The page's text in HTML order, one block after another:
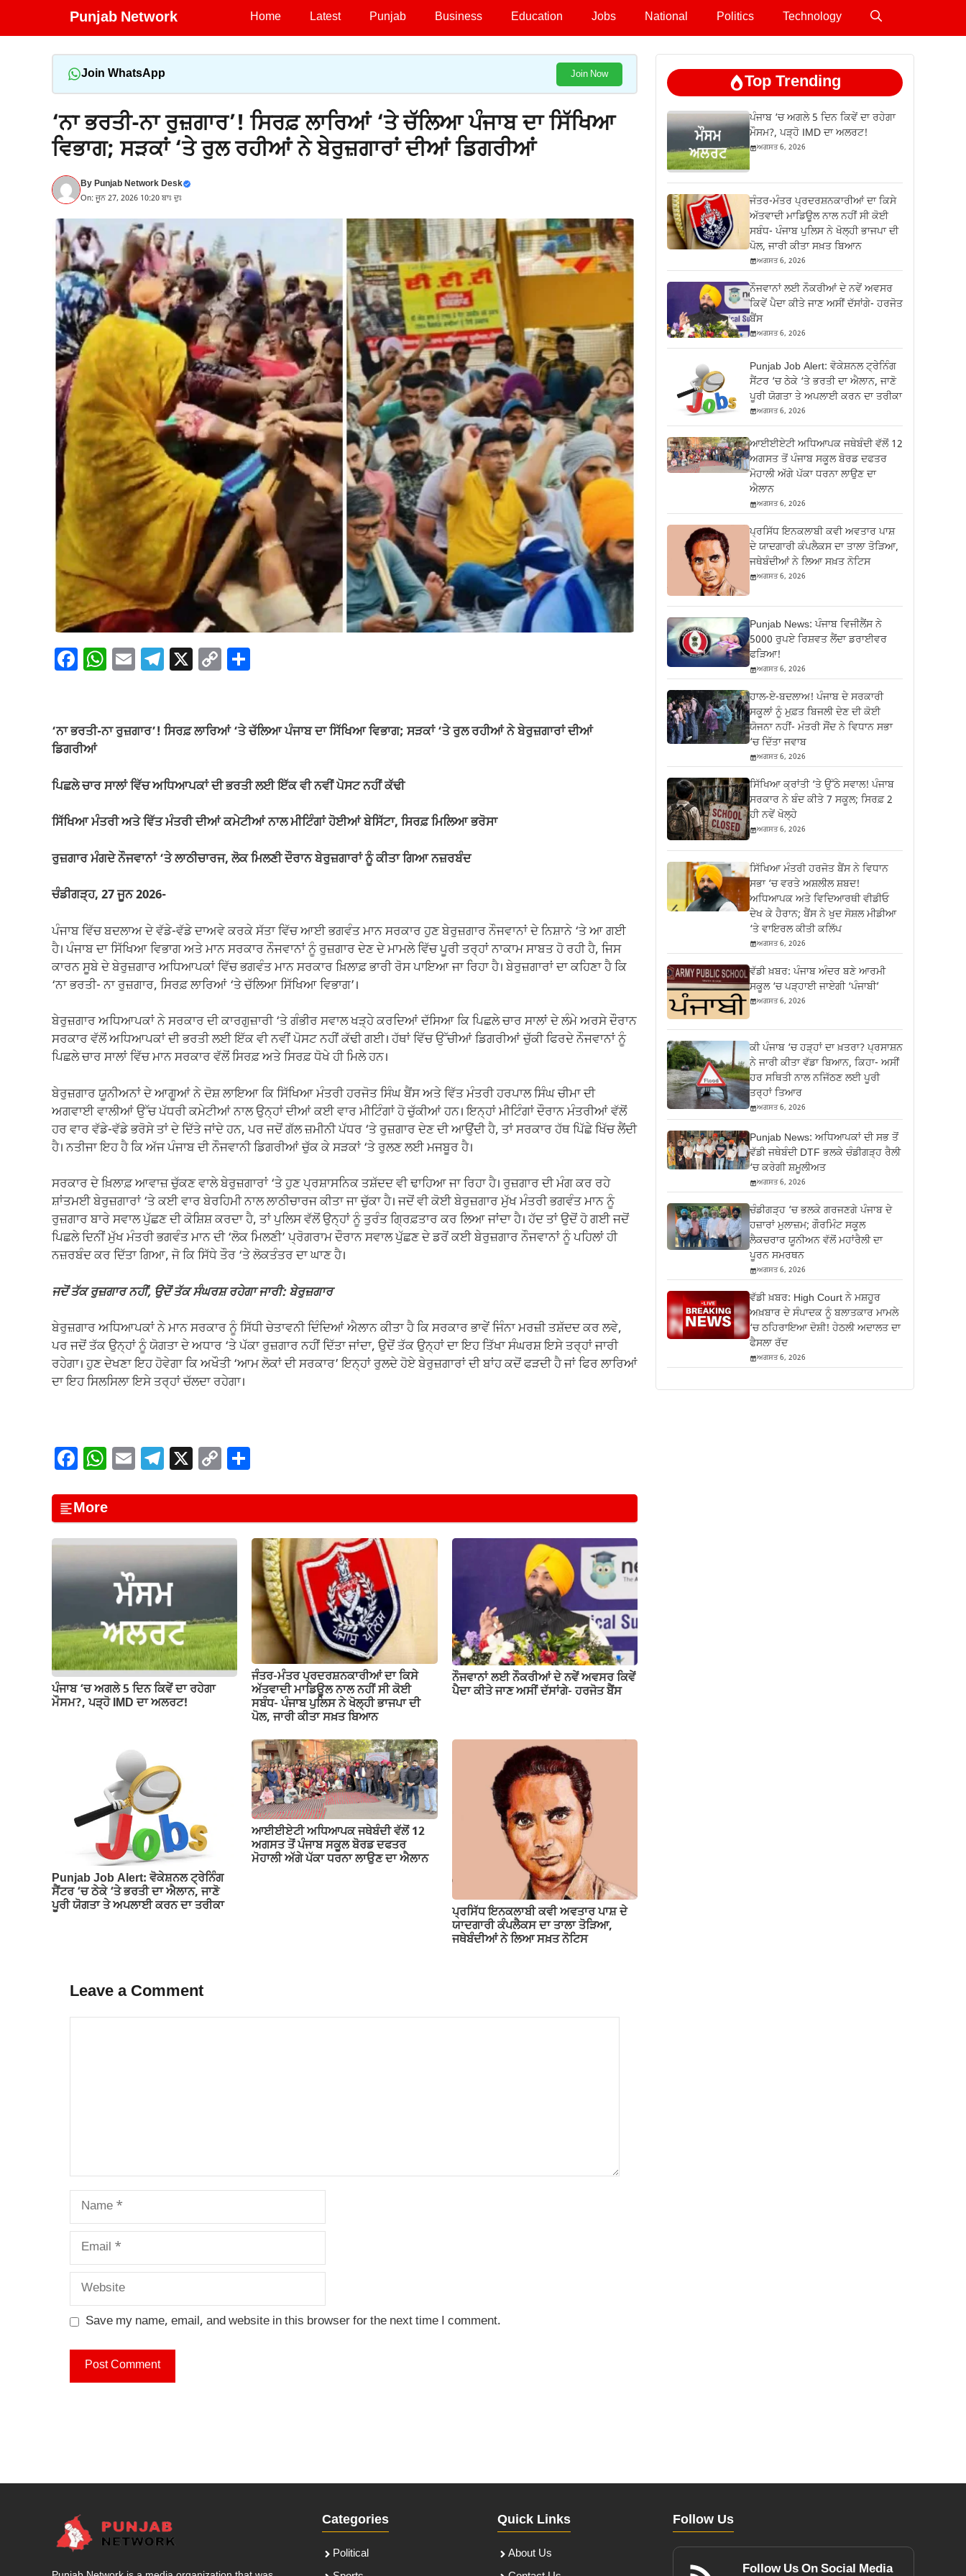
Punjab Network Home Latest Punjab Business Education Jobs National Politics Technology
Join WhatsApp Join Now
‘ਨਾ ਭਰਤੀ-ਨਾ ਰੁਜ਼ਗਾਰ’! ਸਿਰਫ਼ ਲਾਰਿਆਂ ‘ਤੇ ਚੱਲਿਆ ਪੰਜਾਬ ਦਾ ਸਿੱਖਿਆ
ਵਿਭਾਗ; ਸੜਕਾਂ ‘ਤੇ ਰੁਲ ਰਹੀਆਂ ਨੇ ਬੇਰੁਜ਼ਗਾਰਾਂ ਦੀਆਂ ਡਿਗਰੀਆਂ
ByPunjab Network Desk
On: ਜੂਨ 27, 2026 10:20 ਬਾਃ ਦੁਃ
F
e
b
o
o
k
W
s
p
p
E T
gr
m
X C
y
n
k
e
‘ਨਾ ਭਰਤੀ-ਨਾ ਰੁਜ਼ਗਾਰ’! ਸਿਰਫ਼ ਲਾਰਿਆਂ ‘ਤੇ ਚੱਲਿਆ ਪੰਜਾਬ ਦਾ ਸਿੱਖਿਆ ਵਿਭਾਗ; ਸੜਕਾਂ ‘ਤੇ ਰੁਲ ਰਹੀਆਂ ਨੇ ਬੇਰੁਜ਼ਗਾਰਾਂ ਦੀਆਂ
ਡਿਗਰੀਆਂ
ਪਿਛਲੇ ਚਾਰ ਸਾਲਾਂ ਵਿੱਚ ਅਧਿਆਪਕਾਂ ਦੀ ਭਰਤੀ ਲਈ ਇੱਕ ਵੀ ਨਵੀਂ ਪੋਸਟ ਨਹੀਂ ਕੱਢੀ
ਸਿੱਖਿਆ ਮੰਤਰੀ ਅਤੇ ਵਿੱਤ ਮੰਤਰੀ ਦੀਆਂ ਕਮੇਟੀਆਂ ਨਾਲ ਮੀਟਿੰਗਾਂ ਹੋਈਆਂ ਬੇਸਿੱਟਾ, ਸਿਰਫ਼ ਮਿਲਿਆ ਭਰੋਸਾ
ਰੁਜ਼ਗਾਰ ਮੰਗਦੇ ਨੌਜਵਾਨਾਂ ‘ਤੇ ਲਾਠੀਚਾਰਜ, ਲੋਕ ਮਿਲਣੀ ਦੌਰਾਨ ਬੇਰੁਜ਼ਗਾਰਾਂ ਨੂੰ ਕੀਤਾ ਗਿਆ ਨਜ਼ਰਬੰਦ
ਚੰਡੀਗੜ੍ਹ, 27 ਜੂਨ 2026-
ਪੰਜਾਬ ਵਿੱਚ ਬਦਲਾਅ ਦੇ ਵੱਡੇ-ਵੱਡੇ ਦਾਅਵੇ ਕਰਕੇ ਸੱਤਾ ਵਿੱਚ ਆਈ ਭਗਵੰਤ ਮਾਨ ਸਰਕਾਰ ਹੁਣ ਬੇਰੁਜ਼ਗਾਰ ਨੌਜਵਾਨਾਂ ਦੇ ਨਿਸ਼ਾਨੇ ‘ਤੇ ਆ ਗਈ
ਹੈ। ਪੰਜਾਬ ਦਾ ਸਿੱਖਿਆ ਵਿਭਾਗ ਅਤੇ ਮਾਨ ਸਰਕਾਰ ਨੌਜਵਾਨਾਂ ਨੂੰ ਰੁਜ਼ਗਾਰ ਦੇਣ ਦੇ ਮਾਮਲੇ ਵਿੱਚ ਪੂਰੀ ਤਰ੍ਹਾਂ ਨਾਕਾਮ ਸਾਬਤ ਹੋ ਰਹੀ ਹੈ, ਜਿਸ
ਕਾਰਨ ਸੂਬੇ ਦੇ ਬੇਰੁਜ਼ਗਾਰ ਅਧਿਆਪਕਾਂ ਵਿੱਚ ਭਗਵੰਤ ਮਾਨ ਸਰਕਾਰ ਖ਼ਿਲਾਫ਼ ਭਾਰੀ ਰੋਸ ਪਾਇਆ ਜਾ ਰਿਹਾ ਹੈ। ਬੇਰੁਜ਼ਗਾਰਾਂ ਦਾ ਕਹਿਣਾ ਹੈ ਕਿ
‘ਨਾ ਭਰਤੀ- ਨਾ ਰੁਜ਼ਗਾਰ, ਸਿਰਫ਼ ਲਾਰਿਆਂ ‘ਤੇ ਚੱਲਿਆ ਸਿੱਖਿਆ ਵਿਭਾਗ’।
ਬੇਰੁਜ਼ਗਾਰ ਅਧਿਆਪਕਾਂ ਨੇ ਸਰਕਾਰ ਦੀ ਕਾਰਗੁਜ਼ਾਰੀ ‘ਤੇ ਗੰਭੀਰ ਸਵਾਲ ਖੜ੍ਹੇ ਕਰਦਿਆਂ ਦੱਸਿਆ ਕਿ ਪਿਛਲੇ ਚਾਰ ਸਾਲਾਂ ਦੇ ਲੰਮੇ ਅਰਸੇ ਦੌਰਾਨ
ਸਰਕਾਰ ਵੱਲੋਂ ਅਧਿਆਪਕਾਂ ਦੀ ਭਰਤੀ ਲਈ ਇੱਕ ਵੀ ਨਵੀਂ ਪੋਸਟ ਨਹੀਂ ਕੱਢੀ ਗਈ। ਹੱਥਾਂ ਵਿੱਚ ਉੱਚੀਆਂ ਡਿਗਰੀਆਂ ਚੁੱਕੀ ਫਿਰਦੇ ਨੌਜਵਾਨਾਂ ਨੂੰ
ਪਿਛਲੇ ਚਾਰ ਸਾਲਾਂ ਵਿੱਚ ਮਾਨ ਸਰਕਾਰ ਵੱਲੋਂ ਸਿਰਫ਼ ਅਤੇ ਸਿਰਫ਼ ਧੋਖੇ ਹੀ ਮਿਲੇ ਹਨ।
ਬੇਰੁਜ਼ਗਾਰ ਯੂਨੀਅਨਾਂ ਦੇ ਆਗੂਆਂ ਨੇ ਦੋਸ਼ ਲਾਇਆ ਕਿ ਸਿੱਖਿਆ ਮੰਤਰੀ ਹਰਜੋਤ ਸਿੰਘ ਬੈਂਸ ਅਤੇ ਵਿੱਤ ਮੰਤਰੀ ਹਰਪਾਲ ਸਿੰਘ ਚੀਮਾ ਦੀ
ਅਗਵਾਈ ਵਾਲੀਆਂ ਉੱਚ ਪੱਧਰੀ ਕਮੇਟੀਆਂ ਨਾਲ ਉਨ੍ਹਾਂ ਦੀਆਂ ਕਈ ਵਾਰ ਮੀਟਿੰਗਾਂ ਹੋ ਚੁੱਕੀਆਂ ਹਨ। ਇਨ੍ਹਾਂ ਮੀਟਿੰਗਾਂ ਦੌਰਾਨ ਮੰਤਰੀਆਂ ਵੱਲੋਂ
ਹਰ ਵਾਰ ਵੱਡੇ-ਵੱਡੇ ਭਰੋਸੇ ਤਾਂ ਦੇ ਦਿੱਤੇ ਜਾਂਦੇ ਹਨ, ਪਰ ਜਦੋਂ ਗੱਲ ਜ਼ਮੀਨੀ ਪੱਧਰ ‘ਤੇ ਰੁਜ਼ਗਾਰ ਦੇਣ ਦੀ ਆਉਂਦੀ ਹੈ, ਤਾਂ ਸਰਕਾਰ ਹੱਥ ਪਿੱਛੇ ਖਿੱਚ ਲੈਂਦੀ
ਹੈ। ਨਤੀਜਾ ਇਹ ਹੈ ਕਿ ਅੱਜ ਪੰਜਾਬ ਦੀ ਨੌਜਵਾਨੀ ਡਿਗਰੀਆਂ ਚੁੱਕ ਕੇ ਸੜਕਾਂ ‘ਤੇ ਰੁਲਣ ਲਈ ਮਜਬੂਰ ਹੈ।
ਸਰਕਾਰ ਦੇ ਖ਼ਿਲਾਫ਼ ਆਵਾਜ਼ ਚੁੱਕਣ ਵਾਲੇ ਬੇਰੁਜ਼ਗਾਰਾਂ ‘ਤੇ ਹੁਣ ਪ੍ਰਸ਼ਾਸਨਿਕ ਤਸ਼ੱਦਦ ਵੀ ਢਾਹਿਆ ਜਾ ਰਿਹਾ ਹੈ। ਰੁਜ਼ਗਾਰ ਦੀ ਮੰਗ ਕਰ ਰਹੇ
ਸ਼ਾਂਤਮਈ ਬੇਰੁਜ਼ਗਾਰਾਂ ‘ਤੇ ਕਈ ਵਾਰ ਬੇਰਹਿਮੀ ਨਾਲ ਲਾਠੀਚਾਰਜ ਕੀਤਾ ਜਾ ਚੁੱਕਾ ਹੈ। ਜਦੋਂ ਵੀ ਕੋਈ ਬੇਰੁਜ਼ਗਾਰ ਮੁੱਖ ਮੰਤਰੀ ਭਗਵੰਤ ਮਾਨ ਨੂੰ
ਰੁਜ਼ਗਾਰ ਬਾਰੇ ਸਵਾਲ ਪੁੱਛਣ ਦੀ ਕੋਸ਼ਿਸ਼ ਕਰਦਾ ਹੈ, ਤਾਂ ਪੁਲਿਸ ਵੱਲੋਂ ਉਨ੍ਹਾਂ ਨੂੰ ਤੁਰੰਤ ਗ੍ਰਿਫ਼ਤਾਰ ਕਰ ਲਿਆ ਜਾਂਦਾ ਹੈ। ਹੱਦ ਤਾਂ ਉਦੋਂ ਹੋ ਗਈ ਜਦੋਂ
ਪਿਛਲੇ ਦਿਨੀਂ ਮੁੱਖ ਮੰਤਰੀ ਭਗਵੰਤ ਮਾਨ ਦੀ ‘ਲੋਕ ਮਿਲਣੀ’ ਪ੍ਰੋਗਰਾਮ ਦੌਰਾਨ ਸਵਾਲ ਪੁੱਛਣ ਦੇ ਡਰੋਂ ਕਈ ਬੇਰੁਜ਼ਗਾਰ ਨੌਜਵਾਨਾਂ ਨੂੰ ਪਹਿਲਾਂ ਹੀ
ਨਜ਼ਰਬੰਦ ਕਰ ਦਿੱਤਾ ਗਿਆ, ਜੋ ਕਿ ਸਿੱਧੇ ਤੌਰ ‘ਤੇ ਲੋਕਤੰਤਰ ਦਾ ਘਾਣ ਹੈ।
ਜਦੋਂ ਤੱਕ ਰੁਜ਼ਗਾਰ ਨਹੀਂ, ਉਦੋਂ ਤੱਕ ਸੰਘਰਸ਼ ਰਹੇਗਾ ਜਾਰੀ: ਬੇਰੁਜ਼ਗਾਰ
ਬੇਰੁਜ਼ਗਾਰ ਅਧਿਆਪਕਾਂ ਨੇ ਮਾਨ ਸਰਕਾਰ ਨੂੰ ਸਿੱਧੀ ਚੇਤਾਵਨੀ ਦਿੰਦਿਆਂ ਐਲਾਨ ਕੀਤਾ ਹੈ ਕਿ ਸਰਕਾਰ ਭਾਵੇਂ ਜਿੰਨਾ ਮਰਜ਼ੀ ਤਸ਼ੱਦਦ ਕਰ ਲਵੇ,
ਪਰ ਜਦੋਂ ਤੱਕ ਉਨ੍ਹਾਂ ਨੂੰ ਯੋਗਤਾ ਦੇ ਅਧਾਰ ‘ਤੇ ਪੱਕਾ ਰੁਜ਼ਗਾਰ ਨਹੀਂ ਦਿੱਤਾ ਜਾਂਦਾ, ਉਦੋਂ ਤੱਕ ਉਨ੍ਹਾਂ ਦਾ ਇਹ ਤਿੱਖਾ ਸੰਘਰਸ਼ ਇਸੇ ਤਰ੍ਹਾਂ ਜਾਰੀ
ਰਹੇਗਾ। ਹੁਣ ਦੇਖਣਾ ਇਹ ਹੋਵੇਗਾ ਕਿ ਅਖੌਤੀ ‘ਆਮ ਲੋਕਾਂ ਦੀ ਸਰਕਾਰ’ ਇਨ੍ਹਾਂ ਰੁਲਦੇ ਹੋਏ ਬੇਰੁਜ਼ਗਾਰਾਂ ਦੀ ਬਾਂਹ ਕਦੋਂ ਫੜਦੀ ਹੈ ਜਾਂ ਫਿਰ ਲਾਰਿਆਂ
ਦਾ ਇਹ ਸਿਲਸਿਲਾ ਇਸੇ ਤਰ੍ਹਾਂ ਚੱਲਦਾ ਰਹੇਗਾ।
F
c
e
b
o
k
W
at
s
A
p
p
E
ail
T
e
gr
a
m
X C
p
y
Li
n
ar
e
More
ਪੰਜਾਬ ‘ਚ ਅਗਲੇ 5 ਦਿਨ ਕਿਵੇਂ ਦਾ ਰਹੇਗਾ
ਮੌਸਮ?, ਪੜ੍ਹੋ IMD ਦਾ ਅਲਰਟ!
ਜੰਤਰ-ਮੰਤਰ ਪ੍ਰਦਰਸ਼ਨਕਾਰੀਆਂ ਦਾ ਕਿਸੇ
ਅੱਤਵਾਦੀ ਮਾਡਿਊਲ ਨਾਲ ਨਹੀਂ ਸੀ ਕੋਈ
ਸਬੰਧ- ਪੰਜਾਬ ਪੁਲਿਸ ਨੇ ਖੋਲ੍ਹੀ ਭਾਜਪਾ ਦੀ
ਪੋਲ, ਜਾਰੀ ਕੀਤਾ ਸਖ਼ਤ ਬਿਆਨ
ਨੌਜਵਾਨਾਂ ਲਈ ਨੌਕਰੀਆਂ ਦੇ ਨਵੇਂ ਅਵਸਰ ਕਿਵੇਂ
ਪੈਦਾ ਕੀਤੇ ਜਾਣ ਅਸੀਂ ਦੱਸਾਂਗੇ- ਹਰਜੋਤ ਬੈਂਸ
Punjab Job Alert: ਵੋਕੇਸ਼ਨਲ ਟ੍ਰੇਨਿੰਗ
ਸੈਂਟਰ ‘ਚ ਠੇਕੇ ‘ਤੇ ਭਰਤੀ ਦਾ ਐਲਾਨ, ਜਾਣੋ
ਪੂਰੀ ਯੋਗਤਾ ਤੇ ਅਪਲਾਈ ਕਰਨ ਦਾ ਤਰੀਕਾ
ਆਈਈਏਟੀ ਅਧਿਆਪਕ ਜਥੇਬੰਦੀ ਵੱਲੋਂ 12
ਅਗਸਤ ਤੋਂ ਪੰਜਾਬ ਸਕੂਲ ਬੋਰਡ ਦਫਤਰ
ਮੋਹਾਲੀ ਅੱਗੇ ਪੱਕਾ ਧਰਨਾ ਲਾਉਣ ਦਾ ਐਲਾਨ
ਪ੍ਰਸਿੱਧ ਇਨਕਲਾਬੀ ਕਵੀ ਅਵਤਾਰ ਪਾਸ਼ ਦੇ
ਯਾਦਗਾਰੀ ਕੰਪਲੈਕਸ ਦਾ ਤਾਲਾ ਤੋੜਿਆ,
ਜਥੇਬੰਦੀਆਂ ਨੇ ਲਿਆ ਸਖ਼ਤ ਨੋਟਿਸ
Leave a Comment
Name
Email
Website
Save my name, email, and website in this browser for the next time I comment.
Top Trending
ਪੰਜਾਬ ‘ਚ ਅਗਲੇ 5 ਦਿਨ ਕਿਵੇਂ ਦਾ ਰਹੇਗਾ
ਮੌਸਮ?, ਪੜ੍ਹੋ IMD ਦਾ ਅਲਰਟ!
ਅਗਸਤ 6, 2026
ਜੰਤਰ-ਮੰਤਰ ਪ੍ਰਦਰਸ਼ਨਕਾਰੀਆਂ ਦਾ ਕਿਸੇ
ਅੱਤਵਾਦੀ ਮਾਡਿਊਲ ਨਾਲ ਨਹੀਂ ਸੀ ਕੋਈ
ਸਬੰਧ- ਪੰਜਾਬ ਪੁਲਿਸ ਨੇ ਖੋਲ੍ਹੀ ਭਾਜਪਾ ਦੀ
ਪੋਲ, ਜਾਰੀ ਕੀਤਾ ਸਖ਼ਤ ਬਿਆਨ
ਅਗਸਤ 6, 2026
ਨੌਜਵਾਨਾਂ ਲਈ ਨੌਕਰੀਆਂ ਦੇ ਨਵੇਂ ਅਵਸਰ
ਕਿਵੇਂ ਪੈਦਾ ਕੀਤੇ ਜਾਣ ਅਸੀਂ ਦੱਸਾਂਗੇ- ਹਰਜੋਤ
ਬੈਂਸ
ਅਗਸਤ 6, 2026
Punjab Job Alert: ਵੋਕੇਸ਼ਨਲ ਟ੍ਰੇਨਿੰਗ
ਸੈਂਟਰ ‘ਚ ਠੇਕੇ ‘ਤੇ ਭਰਤੀ ਦਾ ਐਲਾਨ, ਜਾਣੋ
ਪੂਰੀ ਯੋਗਤਾ ਤੇ ਅਪਲਾਈ ਕਰਨ ਦਾ ਤਰੀਕਾ
ਅਗਸਤ 6, 2026
ਆਈਈਏਟੀ ਅਧਿਆਪਕ ਜਥੇਬੰਦੀ ਵੱਲੋਂ 12
ਅਗਸਤ ਤੋਂ ਪੰਜਾਬ ਸਕੂਲ ਬੋਰਡ ਦਫਤਰ
ਮੋਹਾਲੀ ਅੱਗੇ ਪੱਕਾ ਧਰਨਾ ਲਾਉਣ ਦਾ
ਐਲਾਨ
ਅਗਸਤ 6, 2026
ਪ੍ਰਸਿੱਧ ਇਨਕਲਾਬੀ ਕਵੀ ਅਵਤਾਰ ਪਾਸ਼
ਦੇ ਯਾਦਗਾਰੀ ਕੰਪਲੈਕਸ ਦਾ ਤਾਲਾ ਤੋੜਿਆ,
ਜਥੇਬੰਦੀਆਂ ਨੇ ਲਿਆ ਸਖ਼ਤ ਨੋਟਿਸ
ਅਗਸਤ 6, 2026
Punjab News: ਪੰਜਾਬ ਵਿਜੀਲੈਂਸ ਨੇ
5000 ਰੁਪਏ ਰਿਸ਼ਵਤ ਲੈਂਦਾ ਡਰਾਈਵਰ
ਫੜਿਆ!
ਅਗਸਤ 6, 2026
ਹਾਲ-ਏ-ਬਦਲਾਅ! ਪੰਜਾਬ ਦੇ ਸਰਕਾਰੀ
ਸਕੂਲਾਂ ਨੂੰ ਮੁਫ਼ਤ ਬਿਜਲੀ ਦੇਣ ਦੀ ਕੋਈ
ਯੋਜਨਾ ਨਹੀਂ- ਮੰਤਰੀ ਸੌਂਦ ਨੇ ਵਿਧਾਨ ਸਭਾ
‘ਚ ਦਿੱਤਾ ਜਵਾਬ
ਅਗਸਤ 6, 2026
ਸਿੱਖਿਆ ਕ੍ਰਾਂਤੀ ‘ਤੇ ਉੱਠੇ ਸਵਾਲ! ਪੰਜਾਬ
ਸਰਕਾਰ ਨੇ ਬੰਦ ਕੀਤੇ 7 ਸਕੂਲ; ਸਿਰਫ਼ 2
ਹੀ ਨਵੇਂ ਖੋਲ੍ਹੇ
ਅਗਸਤ 6, 2026
ਸਿੱਖਿਆ ਮੰਤਰੀ ਹਰਜੋਤ ਬੈਂਸ ਨੇ ਵਿਧਾਨ
ਸਭਾ ‘ਚ ਵਰਤੇ ਅਸ਼ਲੀਲ ਸ਼ਬਦ!
ਅਧਿਆਪਕ ਅਤੇ ਵਿਦਿਆਰਥੀ ਵੀਡੀਓ
ਦੇਖ ਕੇ ਹੈਰਾਨ; ਬੈਂਸ ਨੇ ਖੁਦ ਸੋਸ਼ਲ ਮੀਡੀਆ
‘ਤੇ ਵਾਇਰਲ ਕੀਤੀ ਕਲਿੱਪ
ਅਗਸਤ 6, 2026
ਵੱਡੀ ਖ਼ਬਰ: ਪੰਜਾਬ ਅੰਦਰ ਬਣੇ ਆਰਮੀ
ਸਕੂਲ ‘ਚ ਪੜ੍ਹਾਈ ਜਾਏਗੀ ‘ਪੰਜਾਬੀ’
ਅਗਸਤ 6, 2026
ਕੀ ਪੰਜਾਬ ‘ਚ ਹੜ੍ਹਾਂ ਦਾ ਖ਼ਤਰਾ? ਪ੍ਰਸਾਸ਼ਨ
ਨੇ ਜਾਰੀ ਕੀਤਾ ਵੱਡਾ ਬਿਆਨ, ਕਿਹਾ- ਅਸੀਂ
ਹਰ ਸਥਿਤੀ ਨਾਲ ਨਜਿੱਠਣ ਲਈ ਪੂਰੀ
ਤਰ੍ਹਾਂ ਤਿਆਰ
ਅਗਸਤ 6, 2026
Punjab News: ਅਧਿਆਪਕਾਂ ਦੀ ਸਭ ਤੋਂ
ਵੱਡੀ ਜਥੇਬੰਦੀ DTF ਭਲਕੇ ਚੰਡੀਗੜ੍ਹ ਰੈਲੀ
‘ਚ ਕਰੇਗੀ ਸ਼ਮੂਲੀਅਤ
ਅਗਸਤ 6, 2026
ਚੰਡੀਗੜ੍ਹ ‘ਚ ਭਲਕੇ ਗਰਜਣਗੇ ਪੰਜਾਬ ਦੇ
ਹਜ਼ਾਰਾਂ ਮੁਲਾਜ਼ਮ; ਗੌਰਮਿੰਟ ਸਕੂਲ
ਲੈਕਚਰਾਰ ਯੂਨੀਅਨ ਵੱਲੋਂ ਮਹਾਂਰੈਲੀ ਦਾ
ਪੂਰਨ ਸਮਰਥਨ
ਅਗਸਤ 6, 2026
ਵੱਡੀ ਖ਼ਬਰ: High Court ਨੇ ਮਸ਼ਹੂਰ
ਅਖ਼ਬਾਰ ਦੇ ਸੰਪਾਦਕ ਨੂੰ ਬਲਾਤਕਾਰ ਮਾਮਲੇ
‘ਚ ਠਹਿਰਾਇਆ ਦੋਸ਼ੀ! ਹੇਠਲੀ ਅਦਾਲਤ ਦਾ
ਫੈਸਲਾ ਰੱਦ
ਅਗਸਤ 6, 2026
Categories
Political
Quick Links
About Us
Follow Us
Follow Us On Social Media